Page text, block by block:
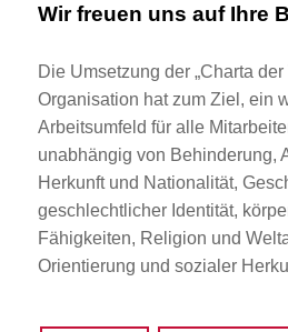
Wir freuen uns auf Ihre
Die Umsetzung der „Charta
Organisation hat zum Ziel, ein
Arbeitsumfeld für alle
unabhängig von Behinderung,
Herkunft und Nationalität,
geschlechtlicher Identität,
Fähigkeiten, Religion und
Orientierung und sozialer